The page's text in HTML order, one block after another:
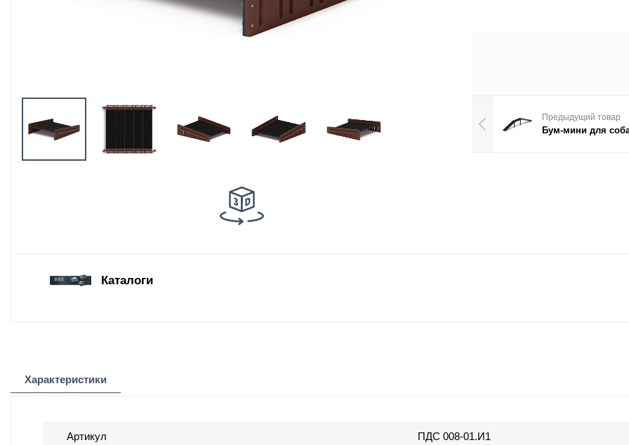
оборудование
Благоустройство
детских площадок
Предыдущий товар
Бум-мини для
Каталоги
Характеристики
Артикул ПДС 008-01.И1